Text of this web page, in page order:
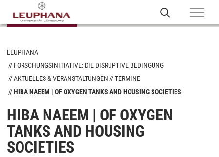
LEUPHANA
FORSCHUNGSINITIATIVE: DIE DISRUPTIVE BEDINGUNG
AKTUELLES & VERANSTALTUNGEN
TERMINE
HIBA NAEEM | OF OXYGEN TANKS AND HOUSING SOCIETIES
HIBA NAEEM | OF OXYGEN
TANKS AND HOUSING
SOCIETIES